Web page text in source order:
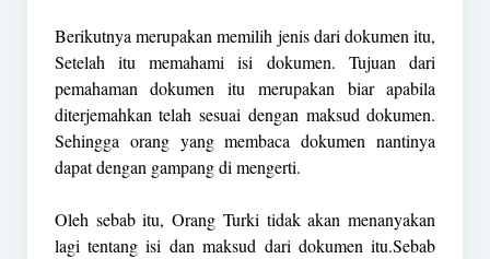
Berikutnya merupakan memilih jenis dari dokumen itu,
Setelah itu memahami isi dokumen. Tujuan dari
pemahaman dokumen itu merupakan biar apabila
diterjemahkan telah sesuai dengan maksud dokumen.
Sehingga orang yang membaca dokumen nantinya
dapat dengan gampang di mengerti.
Oleh sebab itu, Orang Turki tidak akan menanyakan
lagi tentang isi dan maksud dari dokumen itu.Sebab